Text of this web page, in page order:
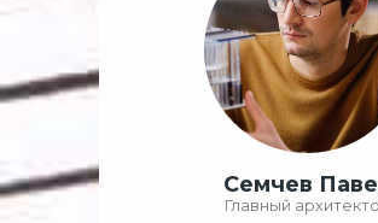
Семчев
Главный